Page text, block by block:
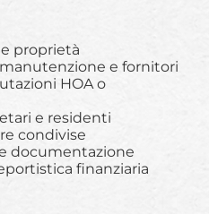
proprietà
e fornitori
HOA o
e residenti
condivise
documentazione
finanziaria